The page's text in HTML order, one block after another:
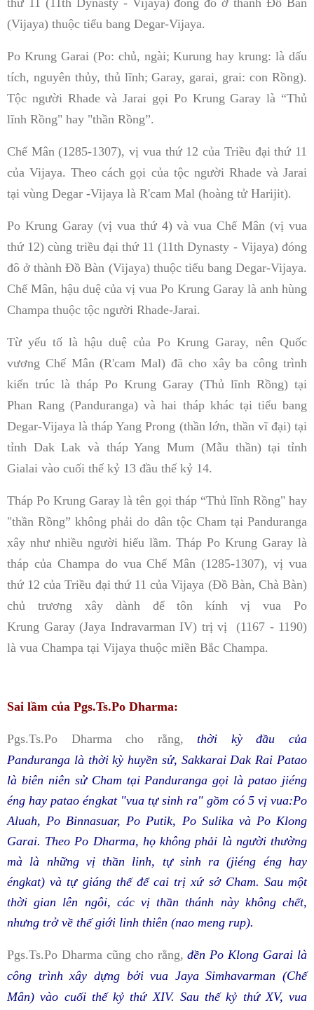
thứ 11 (11th Dynasty - Vijaya) đóng đô ở thành Đồ Bàn
(Vijaya) thuộc tiểu bang Degar-Vijaya.
Po Krung Garai (Po: chủ, ngài; Kurung hay krung: là dấu
tích, nguyên thủy, thủ lĩnh; Garay, garai, grai: con Rồng).
Tộc người Rhade và Jarai gọi Po Krung Garay là “Thủ
lĩnh Rồng" hay "thần Rồng”.
Chế Mân (1285-1307), vị vua thứ 12 của Triều đại thứ 11
của Vijaya. Theo cách gọi của tộc người Rhade và Jarai
tại vùng Degar -Vijaya là R'cam Mal (hoàng tử Harijit).
Po Krung Garay (vị vua thứ 4) và vua Chế Mân (vị vua
thứ 12) cùng triều đại thứ 11 (11th Dynasty - Vijaya) đóng
đô ở thành Đồ Bàn (Vijaya) thuộc tiểu bang Degar-Vijaya.
Chế Mân, hậu duệ của vị vua Po Krung Garay là anh hùng
Champa thuộc tộc người Rhade-Jarai.
Từ yếu tố là hậu duệ của Po Krung Garay, nên Quốc
vương Chế Mân (R'cam Mal) đã cho xây ba công trình
kiến trúc là tháp Po Krung Garay (Thủ lĩnh Rồng) tại
Phan Rang (Panduranga) và hai tháp khác tại tiểu bang
Degar-Vijaya là tháp Yang Prong (thần lớn, thần vĩ đại) tại
tỉnh Dak Lak và tháp Yang Mum (Mẫu thần) tại tỉnh
Gialai vào cuối thế kỷ 13 đầu thế kỷ 14.
Tháp Po Krung Garay là tên gọi tháp “Thủ lĩnh Rồng" hay
"thần Rồng” không phải do dân tộc Cham tại Panduranga
xây như nhiều người hiểu lầm. Tháp Po Krung Garay là
tháp của Champa do vua Chế Mân (1285-1307), vị vua
thứ 12 của Triều đại thứ 11 của Vijaya (Đồ Bàn, Chà Bàn)
chủ trương xây dành để tôn kính vị vua Po
Krung Garay (Jaya Indravarman IV) trị vị (1167 - 1190)
là vua Champa tại Vijaya thuộc miền Bắc Champa.
Sai lầm của Pgs.Ts.Po Dharma:
Pgs.Ts.Po Dharma cho rằng,thời kỳ đầu của
Panduranga là thời kỳ huyền sử, Sakkarai Dak Rai Patao
là biên niên sử Cham tại Panduranga gọi là patao jiéng
éng hay patao éngkat "vua tự sinh ra" gồm có 5 vị vua:Po
Aluah,Po Binnasuar,Po Putik, Po Sulika và Po Klong
Garai. Theo Po Dharma, họ không phải là người thường
mà là những vị thần linh, tự sinh ra (jiéng éng hay
éngkat) và tự giáng thế để cai trị xứ sở Cham. Sau một
thời gian lên ngôi, các vị thần thánh này không chết,
nhưng trở về thế giới linh thiên (nao meng rup).
Pgs.Ts.Po Dharma cũng cho rằng,đền Po Klong Garai là
công trình xây dựng bởi vua Jaya Simhavarman (Chế
Mân) vào cuối thế kỷ thứ XIV. Sau thế kỷ thứ XV, vua